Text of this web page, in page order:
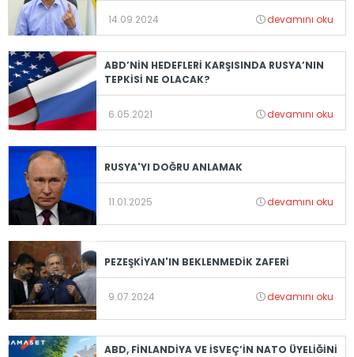
14.09.2024 devamını oku
ABD’NİN HEDEFLERİ KARŞISINDA RUSYA’NIN
TEPKİSİ NE OLACAK?
6.05.2021 devamını oku
RUSYA'YI DOĞRU ANLAMAK
11.01.2025 devamını oku
PEZEŞKİYAN'IN BEKLENMEDİK ZAFERİ
9.07.2024 devamını oku
ABD, FİNLANDİYA VE İSVEÇ’İN NATO ÜYELİĞİNİ